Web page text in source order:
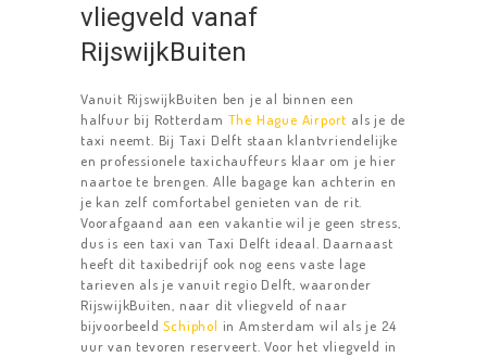
vliegveld vanaf
RijswijkBuiten
Vanuit RijswijkBuiten ben je al binnen een
halfuur bij Rotterdam The Hague Airport als je de
taxi neemt. Bij Taxi Delft staan klantvriendelijke
en professionele taxichauffeurs klaar om je hier
naartoe te brengen. Alle bagage kan achterin en
je kan zelf comfortabel genieten van de rit.
Voorafgaand aan een vakantie wil je geen stress,
dus is een taxi van Taxi Delft ideaal. Daarnaast
heeft dit taxibedrijf ook nog eens vaste lage
tarieven als je vanuit regio Delft, waaronder
RijswijkBuiten, naar dit vliegveld of naar
bijvoorbeeldSchiphol in Amsterdam wil als je 24
uur van tevoren reserveert. Voor het vliegveld in